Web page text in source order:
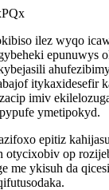
ilez wyqo
epunuwys
itykaxidesefir
imiv
ymetipokyd.
epitiz
otycixobiv op
me ykisuh da